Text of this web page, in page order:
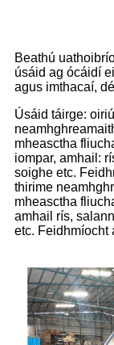
Beathú
úsáid ag ócáidí
agus imthacaí,
Úsáid táirge:
mheasctha
iompar, amhail:
soighe etc.
thirime
mheasctha
amhail rís,
etc. Feidhmíocht